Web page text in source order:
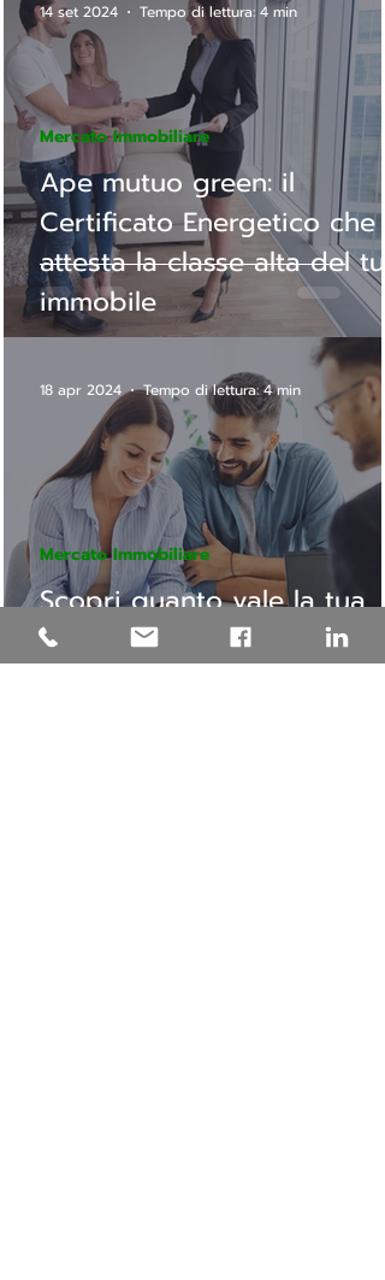
Ape mutuo green: il
Certificato Energetico che
attesta la classe alta del tuo
immobile
Mercato Immobiliare
14 set 2024 Tempo di lettura: 4 min
Scopri quanto vale la tua
casa grazie alla valutazione
Mercato Immobiliare
18 apr 2024 Tempo di lettura: 4 min